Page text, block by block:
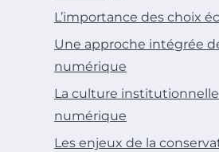
L’importance des choix
Une approche intégrée
numérique
La culture
numérique
Les enjeux de la